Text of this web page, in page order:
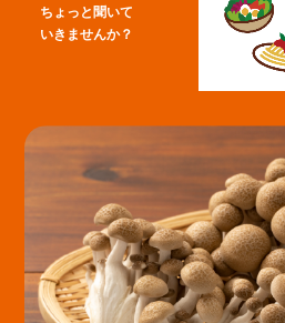
ちょっと聞いて
いきませんか？